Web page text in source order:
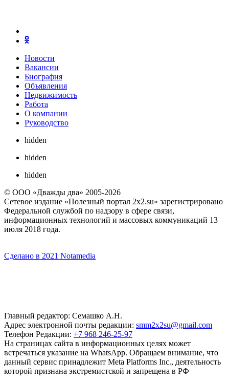
Новости
Вакансии
Биография
Объявления
Недвижимость
Работа
О компании
Руководство
hidden
hidden
hidden
© ООО «Дважды два» 2005-2026
Сетевое издание «Полезный портал 2x2.su» зарегистрировано
Федеральной службой по надзору в сфере связи,
информационных технологий и массовых коммуникаций 13
июля 2018 года.
Сделано в 2021 Notamedia
Главный редактор: Семашко А.Н.
Адрес электронной почты редакции: smm2x2su@gmail.com
Телефон Редакции: +7 968 246-25-97
На страницах сайта в информационных целях может
встречаться указание на WhatsApp. Обращаем внимание, что
данный сервис принадлежит Meta Platforms Inc., деятельность
которой признана экстремистской и запрещена в РФ